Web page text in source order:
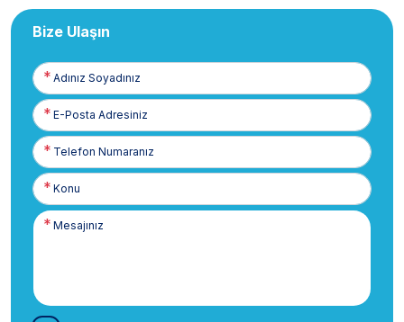
Bize Ulaşın
Adınız
Soyadınız
E-
Posta
Telefon
Numaranız